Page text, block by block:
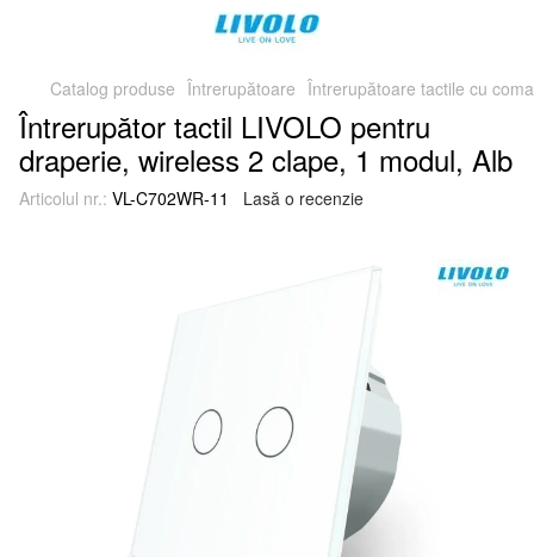
Catalog produse Întrerupătoare Întrerupătoare tactile cu
Întrerupător tactil LIVOLO pentru
draperie, wireless 2 clape, 1 modul, Alb
Articolul nr.: VL-C702WR-11 Lasă o recenzie